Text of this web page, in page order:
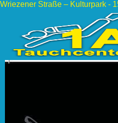
Wriezener Straße – Kulturpark -